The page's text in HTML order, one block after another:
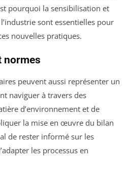
pourquoi la sensibilisation et
sont essentielles pour
nouvelles pratiques.
normes
peuvent aussi représenter un
naviguer à travers des
d’environnement et de
la mise en œuvre du bilan
de rester informé sur les
les processus en